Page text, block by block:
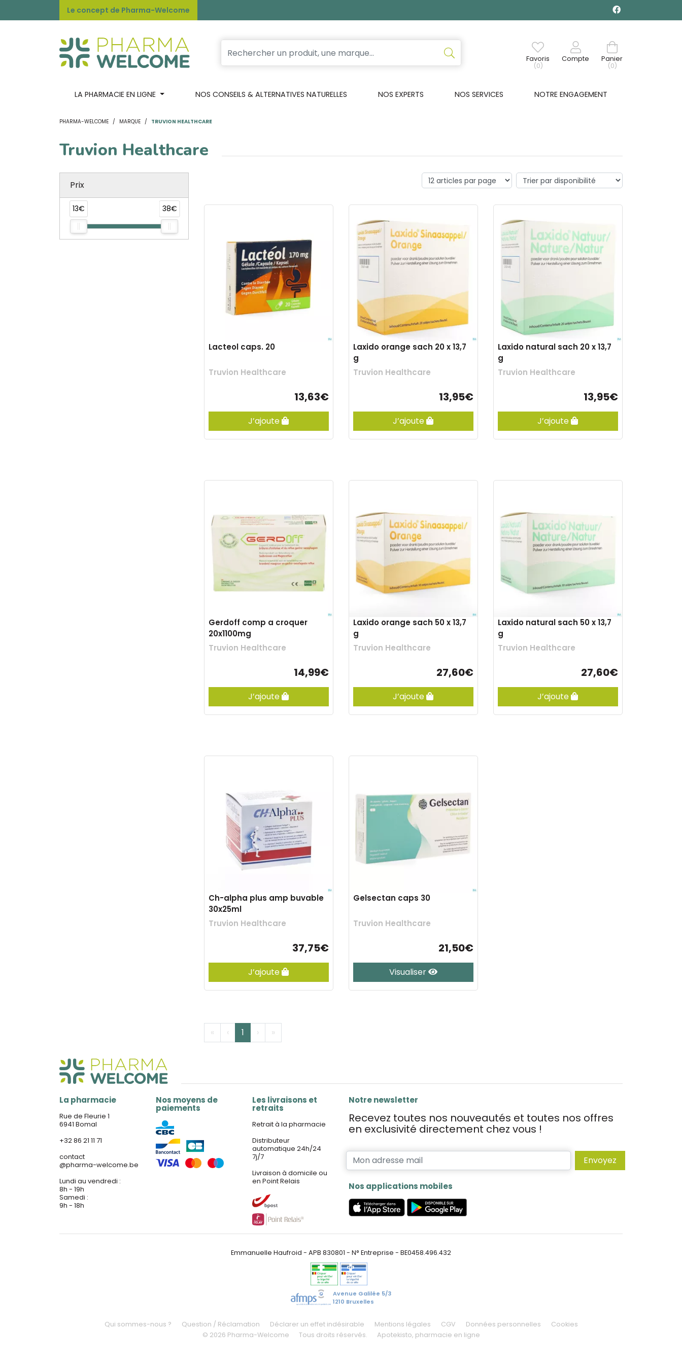
Le concept de Pharma-Welcome
Favoris
(0)
Compte
Panier
(0)
LA PHARMACIE EN LIGNE NOS CONSEILS & ALTERNATIVES NATURELLES NOS EXPERTS NOS SERVICES NOTRE ENGAGEMENT
PHARMA-WELCOME MARQUE TRUVION HEALTHCARE
Truvion Healthcare
Prix
13€ 38€
Lacteol caps. 20
Truvion Healthcare
13,63€
J’ajoute
Laxido orange sach 20 x 13,7
g
Truvion Healthcare
13,95€
J’ajoute
Laxido natural sach 20 x 13,7
g
Truvion Healthcare
13,95€
J’ajoute
Gerdoff comp a croquer
20x1100mg
Truvion Healthcare
14,99€
J’ajoute
Laxido orange sach 50 x 13,7
g
Truvion Healthcare
27,60€
J’ajoute
Laxido natural sach 50 x 13,7
g
Truvion Healthcare
27,60€
J’ajoute
Ch-alpha plus amp buvable
30x25ml
Truvion Healthcare
37,75€
J’ajoute
Gelsectan caps 30
Truvion Healthcare
21,50€
Visualiser
« ‹ 1 › »
La pharmacie
Rue de Fleurie 1
6941 Bomal
+32 86 21 11 71
contact
@pharma-welcome.be
Lundi au vendredi :
8h - 19h
Samedi :
9h - 18h
Nos moyens de
paiements
Les livraisons et
retraits
Retrait à la pharmacie
Distributeur
automatique 24h/24
7j/7
Livraison à domicile ou
en Point Relais
Notre newsletter
Recevez toutes nos nouveautés et toutes nos offres
en exclusivité directement chez vous !
Envoyez
Nos applications mobiles
Emmanuelle Haufroid - APB 830801 - N° Entreprise - BE0458.496.432
Avenue Galilée 5/3
1210 Bruxelles
Qui sommes-nous ? Question / Réclamation Déclarer un effet indésirable Mentions légales CGV Données personnelles
Cookies
© 2026 Pharma-Welcome
Tous droits réservés. Apotekisto, pharmacie en ligne